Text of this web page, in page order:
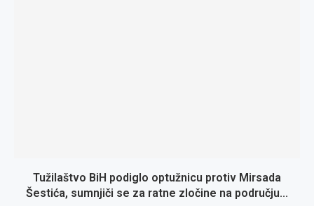
Tužilaštvo BiH podiglo optužnicu protiv Mirsada
Šestića, sumnjiči se za ratne zločine na području...